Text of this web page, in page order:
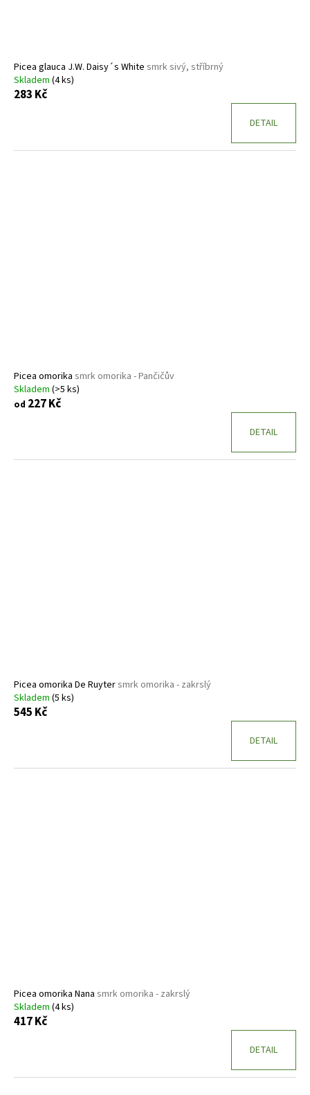
Picea glauca J.W. Daisy´s White smrk sivý, stříbrný
Skladem (4 ks)
283 Kč
DETAIL
Picea omorika smrk omorika - Pančičův
Skladem (>5 ks)
od 227 Kč
DETAIL
Picea omorika De Ruytersmrk omorika - zakrslý
Skladem (5 ks)
545 Kč
DETAIL
Picea omorika Nana smrk omorika - zakrslý
Skladem (4 ks)
417 Kč
DETAIL